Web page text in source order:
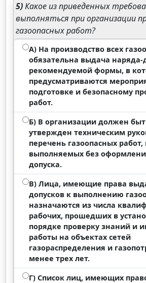
5)Какое из приведенных
выполняться при организации
газоопасных работ?
А) На производство всех
обязательна выдача наряда-
рекомендуемой формы, в
предусматриваются
подготовке и безопасному
работ.
Б) В организации должен
утвержден техническим
перечень газоопасных работ,
выполняемых без
допуска.
В) Лица, имеющие права
допусков к выполнению
назначаются из числа
рабочих, прошедших в
порядке проверку знаний и
работы на объектах сетей
газораспределения и
менее трех лет.
Г) Список лиц, имеющих